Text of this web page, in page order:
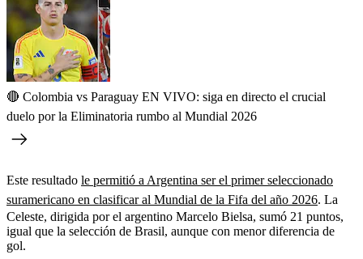
🔴 Colombia vs Paraguay EN VIVO: siga en directo el crucial
duelo por la Eliminatoria rumbo al Mundial 2026
Este resultado le permitió a Argentina ser el primer seleccionado
suramericano en clasificar al Mundial de la Fifa del año 2026. La
Celeste, dirigida por el argentino Marcelo Bielsa, sumó 21 puntos,
igual que la selección de Brasil, aunque con menor diferencia de
gol.